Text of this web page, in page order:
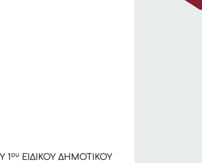
1ου ΕΙΔΙΚΟΥ ΔΗΜΟΤΙΚΟΥ